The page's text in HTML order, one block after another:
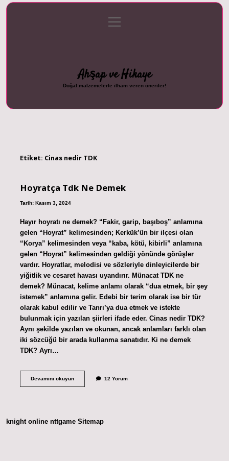
Gizlilik Politikası
menüyü
aç
Ahşap ve Hikaye
Doğal malzemelerle ilham veren öneriler!
Etiket: Cinas nedir TDK
Hoyratça Tdk Ne Demek
Tarih: Kasım 3, 2024
Hayır hoyratı ne demek? “Fakir, garip, başıboş” anlamına
gelen “Hoyrat” kelimesinden; Kerkük’ün bir ilçesi olan
“Korya” kelimesinden veya “kaba, kötü, kibirli” anlamına
gelen “Hoyrat” kelimesinden geldiği yönünde görüşler
vardır. Hoyratlar, melodisi ve sözleriyle dinleyicilerde bir
yiğitlik ve cesaret havası uyandırır. Münacat TDK ne
demek? Münacat, kelime anlamı olarak “dua etmek, bir şey
istemek” anlamına gelir. Edebi bir terim olarak ise bir tür
olarak kabul edilir ve Tanrı’ya dua etmek ve istekte
bulunmak için yazılan şiirleri ifade eder. Cinas nedir TDK?
Aynı şekilde yazılan ve okunan, ancak anlamları farklı olan
iki sözcüğü bir arada kullanma sanatıdır. Ki ne demek
TDK? Ayrı…
Devamını okuyunHoyratça
12 Yorum
knight online nttgame Sitemap